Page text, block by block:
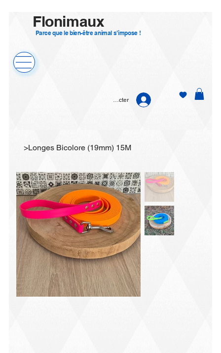
Flonimaux
Parce que le bien-être animal s’impose !
Se connecter
>Longes Bicolore (19mm) 15M